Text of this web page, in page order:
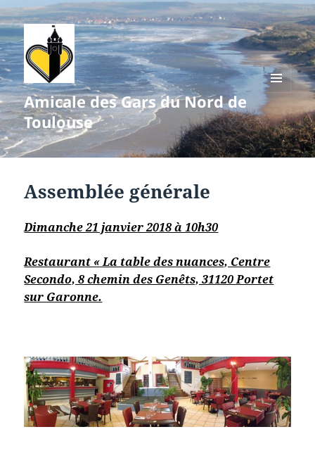
Amicale des Gars du Nord de
Toulouse
MENU
WIDGETS
Assemblée générale
Dimanche 21 janvier 2018 à 10h30
Restaurant « La table des nuances, Centre
Secondo, 8 chemin des Genêts, 31120 Portet
sur Garonne.